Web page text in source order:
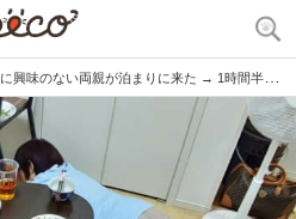
両親が泊まりに来た → 1時間半後の様子はというと…（笑）